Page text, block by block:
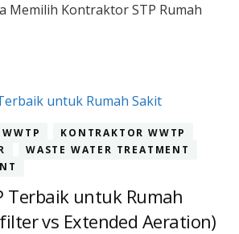
Memilih Kontraktor STP Rumah
KONTRAKTOR WWTP
WASTE WATER TREATMENT
Terbaik untuk Rumah
vs Extended Aeration)